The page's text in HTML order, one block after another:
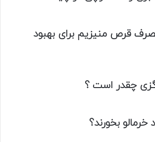
قرص منیزیم برای بهبود
چقدر است ؟
بخورند؟